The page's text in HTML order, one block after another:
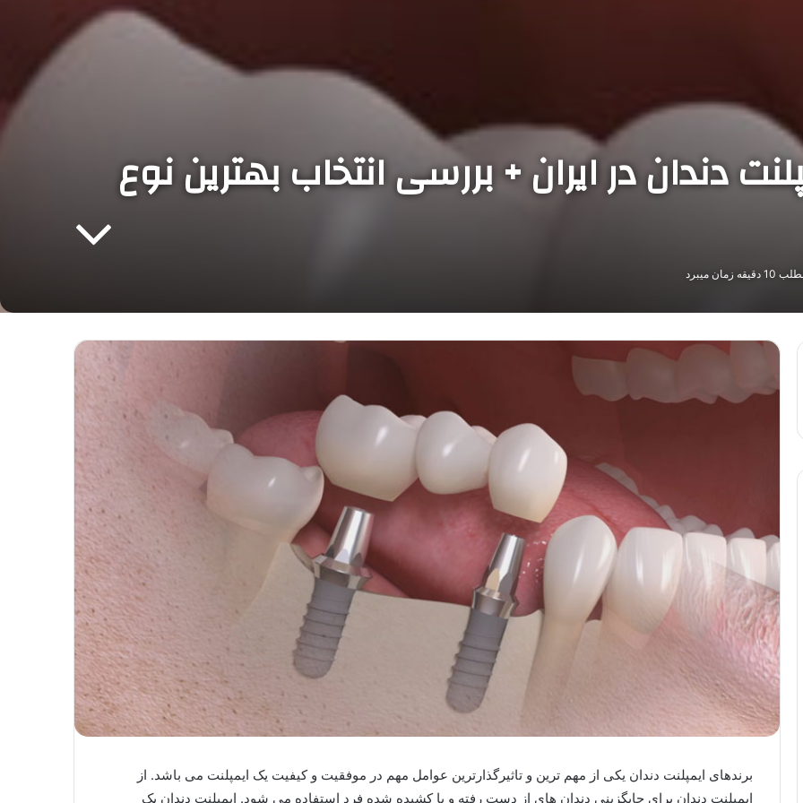
دندان در ایران + بررسی انتخاب بهترین نوع
میبرد
برندهای ایمپلنت دندان یکی از مهم ترین و تاثیرگذارترین عوامل مهم در موفقیت و کیفیت یک ایمپلنت می باشد. از
ایمپلنت دندان برای جایگزینی دندان های از دست رفته و یا کشیده شده فرد استفاده می شود. ایمپلنت دندان یک